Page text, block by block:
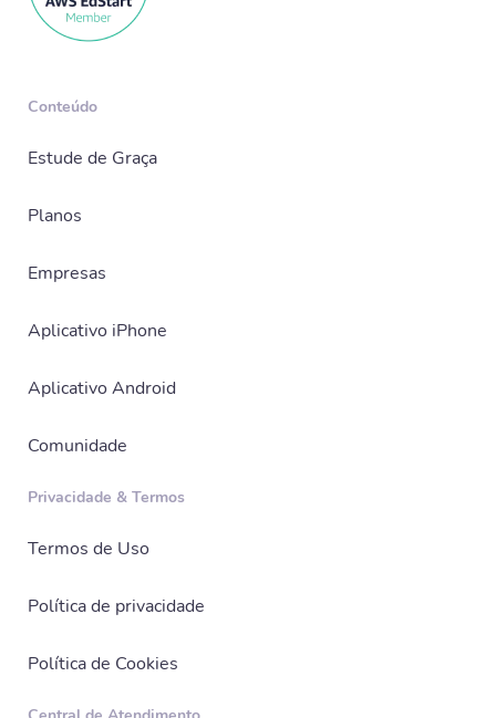
Conteúdo
Estude de Graça
Planos
Empresas
Aplicativo iPhone
Aplicativo Android
Comunidade
Privacidade & Termos
Termos de Uso
Política de privacidade
Política de Cookies